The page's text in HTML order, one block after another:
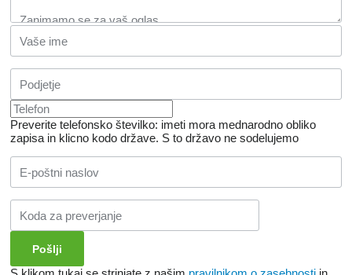
Preverite telefonsko številko: imeti mora mednarodno obliko
zapisa in klicno kodo države. S to državo ne sodelujemo